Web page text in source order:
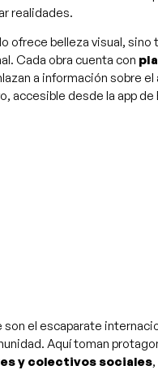
realidades.
ofrece belleza visual, sino
Cada obra cuenta con
a información sobre
accesible desde la app de
son el escaparate
Aquí toman
y colectivos sociales